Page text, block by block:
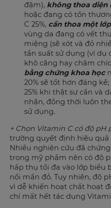
đậm), không thoa diện
hoặc đang có tổn
C 25%, cần thoa một
vùng da đang có vết
miệng (sẽ xót và đỏ
tần suất sử dụng (ví dụ
khô căng hay châm
bằng chứng khoa học
20% sẽ tốt hơn đáng
25% khi thật sự cần và
nhận, đồng thời luôn
sử dụng.
+ Chọn Vitamin C có độ pH
trường quyết định hiệu quả
Nhiều nghiên cứu đã
trong mỹ phẩm nên có độ
hấp thụ tối đa vào lớp biểu
nổi mẩn đỏ. Tuy nhiên, độ
vì dễ khiến hoạt chất hoạt
chí mất hết tác dụng